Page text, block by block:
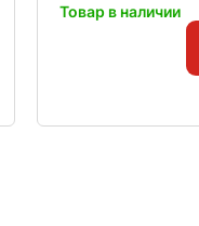
Товар в наличии